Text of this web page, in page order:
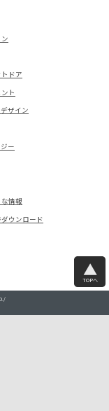
ドア
ト
ザイン
ー
情報
ウンロード
TOPへ